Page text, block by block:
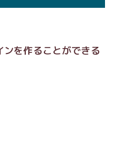
を作ることができる